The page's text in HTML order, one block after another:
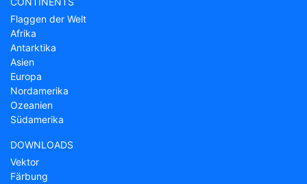
Flaggen der Welt
Afrika
Antarktika
Asien
Europa
Nordamerika
Ozeanien
Südamerika
DOWNLOADS
Vektor
Färbung